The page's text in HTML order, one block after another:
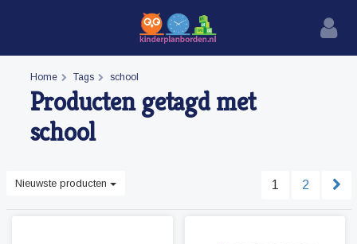
Home Tags school
Producten getagd met
school
Nieuwste producten 1 2